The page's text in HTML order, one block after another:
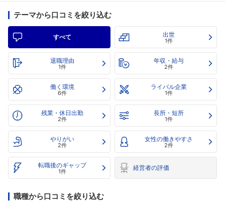
テーマから口コミを絞り込む
すべて 出世
1件
退職理由
1件
年収・給与
2件
働く環境
6件
ライバル企業
1件
残業・休日出勤
2件
長所・短所
1件
やりがい
2件
女性の働きやすさ
2件
転職後のギャップ
1件 経営者の評価
職種から口コミを絞り込む